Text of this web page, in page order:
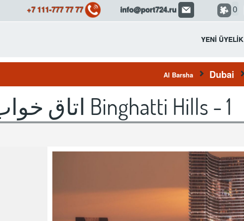
info@port724.ru
+7 111-777 77 77 0
YENİ ÜYELİK
Dubai
Al Barsha
Binghatti Hills - 1 اتاق خواب